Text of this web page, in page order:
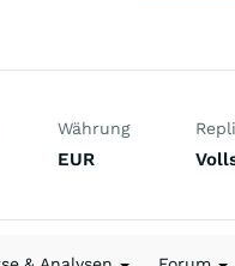
Währung
EUR